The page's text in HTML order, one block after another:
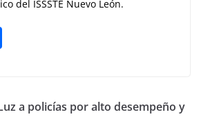
del ISSSTE Nuevo León.
e a policías por alto desempeño y